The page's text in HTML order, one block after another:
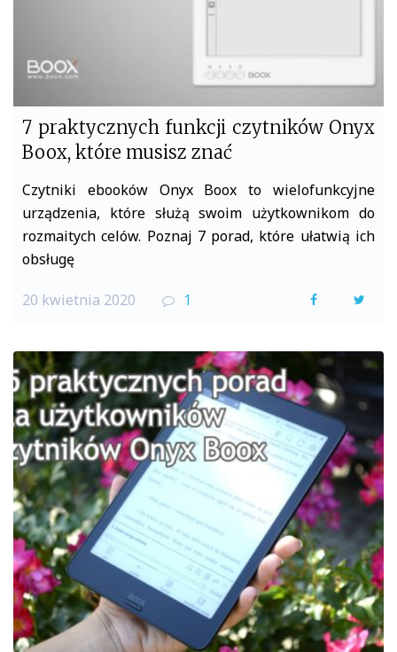
7 praktycznych funkcji czytników Onyx
Boox, które musisz znać
Czytniki ebooków Onyx Boox to wielofunkcyjne
urządzenia, które służą swoim użytkownikom do
rozmaitych celów. Poznaj 7 porad, które ułatwią ich
obsługę
20 kwietnia 2020 1
F
c
e
o
o
k
i
e
r